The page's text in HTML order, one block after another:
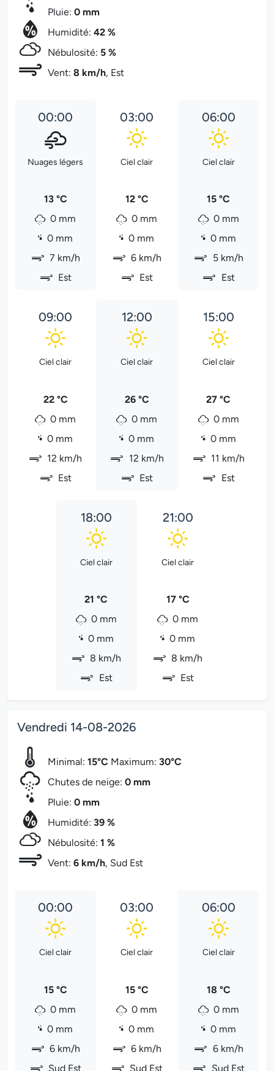
Pluie: 0 mm
Humidité: 42 %
Nébulosité: 5 %
Vent: 8 km/h, Est
00:00
Nuages légers
13 °C
0 mm
0 mm
7 km/h
Est
03:00
Ciel clair
12 °C
0 mm
0 mm
6 km/h
Est
06:00
Ciel clair
15 °C
0 mm
0 mm
5 km/h
Est
09:00
Ciel clair
22 °C
0 mm
0 mm
12 km/h
Est
12:00
Ciel clair
26 °C
0 mm
0 mm
12 km/h
Est
15:00
Ciel clair
27 °C
0 mm
0 mm
11 km/h
Est
18:00
Ciel clair
21 °C
0 mm
0 mm
8 km/h
Est
21:00
Ciel clair
17 °C
0 mm
0 mm
8 km/h
Est
Vendredi 14-08-2026
Minimal: 15°C Maximum: 30°C
Chutes de neige: 0 mm
Pluie: 0 mm
Humidité: 39 %
Nébulosité: 1 %
Vent: 6 km/h, Sud Est
00:00
Ciel clair
15 °C
0 mm
0 mm
6 km/h
Sud Est
03:00
Ciel clair
15 °C
0 mm
0 mm
6 km/h
Sud Est
06:00
Ciel clair
18 °C
0 mm
0 mm
6 km/h
Sud Est